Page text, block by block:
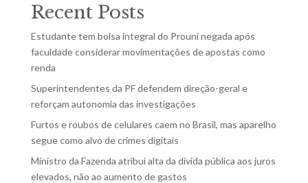
Recent Posts
Estudante tem bolsa integral do Prouni negada após
faculdade considerar movimentações de apostas como
renda
Superintendentes da PF defendem direção-geral e
reforçam autonomia das investigações
Furtos e roubos de celulares caem no Brasil, mas aparelho
segue como alvo de crimes digitais
Ministro da Fazenda atribui alta da dívida pública aos juros
elevados, não ao aumento de gastos